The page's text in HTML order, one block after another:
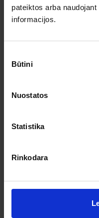
pateiktos arba
informacijos.
pasirinkimas
Būtini
Nuostatos
Statistika
Rinkodara
Išvykimo laikai
Dovanų kuponai
Kelionės sutartis
Pinigų grąžinimas
Užsisakykite